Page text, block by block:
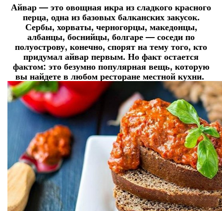
Айвар — это овощная икра из сладкого красного
перца, одна из базовых балканских закусок.
Сербы, хорваты, черногорцы, македонцы,
албанцы, боснийцы, болгаре — соседи по
полуострову, конечно, спорят на тему того, кто
придумал айвар первым. Но факт остается
фактом: это безумно популярная вещь, которую
вы найдете в любом ресторане местной кухни.